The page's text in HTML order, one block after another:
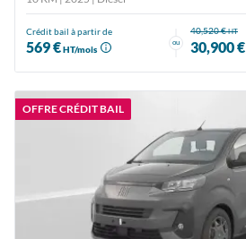
Crédit bail à partir de
569 €HT/mois
ou
40,520 €HT
30,900 €
OFFRE CRÉDIT BAIL